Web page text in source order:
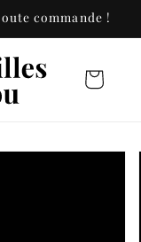
commande !
Panier